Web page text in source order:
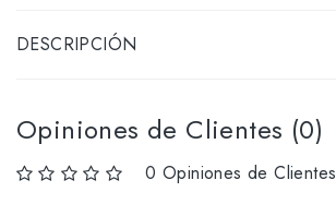
DESCRIPCIÓN
Opiniones de Clientes (0)
0 Opiniones de Clientes